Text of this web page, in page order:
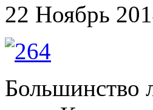
22 Ноябрь
Большинство